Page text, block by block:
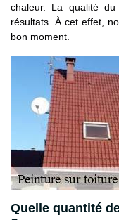
chaleur. La qualité
résultats. À cet effet,
bon moment.
Quelle quantité